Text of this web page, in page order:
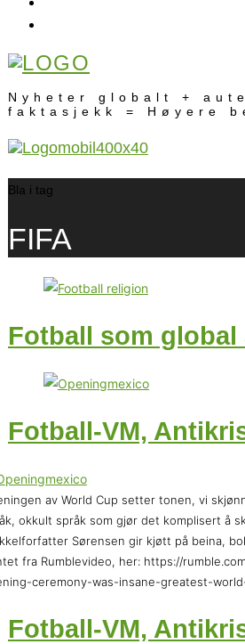
Nyheter globalt +
faktasjekk = Høyere
Bla i tag
FIFA
Fotball som global
Fotball-VM,
av World Cup setter tonen, vi
okkult språk som gjør det komplisert å
Sørensen gir kjøtt på beina,
fra Rumblevideo, her: https://
ceremony-was-insane-greatest-
Fotball-VM,